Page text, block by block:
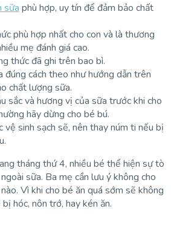
sữa phù hợp, uy tín để đảm bảo chất
phù hợp nhất cho con và là thương
mẹ đánh giá cao.
thức đã ghi trên bao bì.
đúng cách theo như hướng dẫn trên
chất lượng sữa.
sắc và hương vị của sữa trước khi cho
hãy dừng cho bé bú.
vệ sinh sạch sẽ, nên thay núm ti nếu bị
tháng thứ 4, nhiều bé thể hiện sự tò
sữa. Ba mẹ cần lưu ý không cho
Vì khi cho bé ăn quá sớm sẽ không
hóc, nôn trớ, hay kén ăn.